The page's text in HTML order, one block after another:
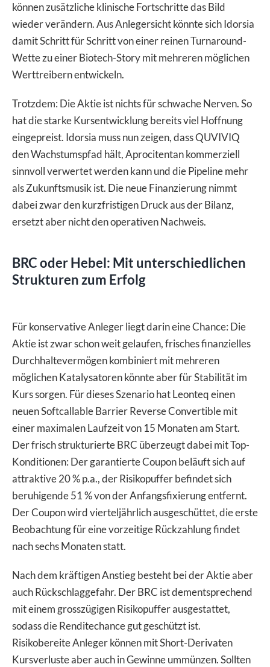
können zusätzliche klinische Fortschritte das Bild
wieder verändern. Aus Anlegersicht könnte sich Idorsia
damit Schritt für Schritt von einer reinen Turnaround-
Wette zu einer Biotech-Story mit mehreren möglichen
Werttreibern entwickeln.
Trotzdem: Die Aktie ist nichts für schwache Nerven. So
hat die starke Kursentwicklung bereits viel Hoffnung
eingepreist. Idorsia muss nun zeigen, dass QUVIVIQ
den Wachstumspfad hält, Aprocitentan kommerziell
sinnvoll verwertet werden kann und die Pipeline mehr
als Zukunftsmusik ist. Die neue Finanzierung nimmt
dabei zwar den kurzfristigen Druck aus der Bilanz,
ersetzt aber nicht den operativen Nachweis.
BRC oder Hebel: Mit unterschiedlichen
Strukturen zum Erfolg
Für konservative Anleger liegt darin eine Chance: Die
Aktie ist zwar schon weit gelaufen, frisches finanzielles
Durchhaltevermögen kombiniert mit mehreren
möglichen Katalysatoren könnte aber für Stabilität im
Kurs sorgen. Für dieses Szenario hat Leonteq einen
neuen Softcallable Barrier Reverse Convertible mit
einer maximalen Laufzeit von 15 Monaten am Start.
Der frisch strukturierte BRC überzeugt dabei mit Top-
Konditionen: Der garantierte Coupon beläuft sich auf
attraktive 20 % p.a., der Risikopuffer befindet sich
beruhigende 51 % von der Anfangsfixierung entfernt.
Der Coupon wird vierteljährlich ausgeschüttet, die erste
Beobachtung für eine vorzeitige Rückzahlung findet
nach sechs Monaten statt.
Nach dem kräftigen Anstieg besteht bei der Aktie aber
auch Rückschlaggefahr. Der BRC ist dementsprechend
mit einem grosszügigen Risikopuffer ausgestattet,
sodass die Renditechance gut geschützt ist.
Risikobereite Anleger können mit Short-Derivaten
Kursverluste aber auch in Gewinne ummünzen. Sollten